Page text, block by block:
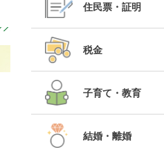
住民票・証明
税金
子育て・教育
結婚・離婚